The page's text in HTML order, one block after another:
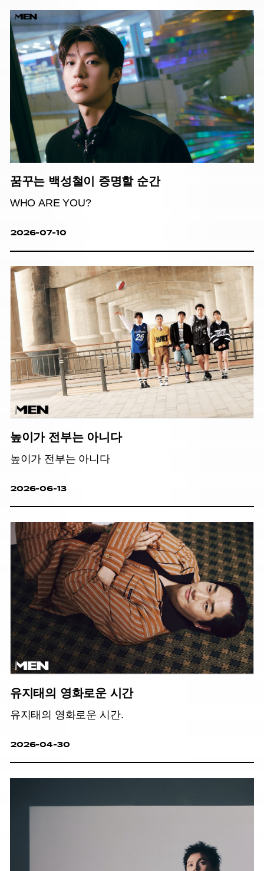
꿈꾸는 백성철이 증명할 순간
WHO ARE YOU?
2026-07-10
높이가 전부는 아니다
높이가 전부는 아니다
2026-06-13
유지태의 영화로운 시간
유지태의 영화로운 시간.
2026-04-30